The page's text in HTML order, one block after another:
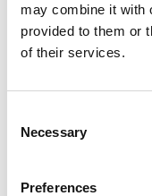
may combine it with
provided to them or
of their services.
Selection
Necessary
Preferences
MEHR